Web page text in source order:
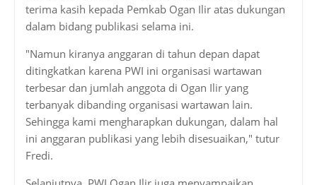
terima kasih kepada Pemkab Ogan Ilir atas dukungan
dalam bidang publikasi selama ini.
"Namun kiranya anggaran di tahun depan dapat
ditingkatkan karena PWI ini organisasi wartawan
terbesar dan jumlah anggota di Ogan Ilir yang
terbanyak dibanding organisasi wartawan lain.
Sehingga kami mengharapkan dukungan, dalam hal
ini anggaran publikasi yang lebih disesuaikan," tutur
Fredi.